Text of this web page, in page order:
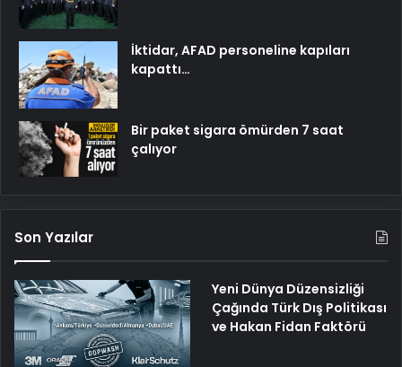
İktidar, AFAD personeline kapıları
kapattı…
Bir paket sigara ömürden 7 saat
çalıyor
Son Yazılar
Yeni Dünya Düzensizliği
Çağında Türk Dış Politikası
ve Hakan Fidan Faktörü